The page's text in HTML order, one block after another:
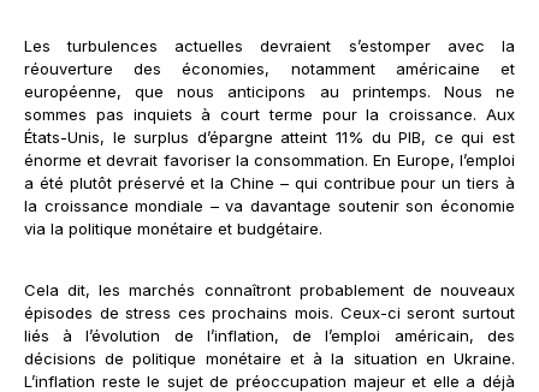
Les turbulences actuelles devraient s’estomper avec la
réouverture des économies, notamment américaine et
européenne, que nous anticipons au printemps. Nous ne
sommes pas inquiets à court terme pour la croissance. Aux
États-Unis, le surplus d’épargne atteint 11% du PIB, ce qui est
énorme et devrait favoriser la consommation. En Europe, l’emploi
a été plutôt préservé et la Chine – qui contribue pour un tiers à
la croissance mondiale – va davantage soutenir son économie
via la politique monétaire et budgétaire.
Cela dit, les marchés connaîtront probablement de nouveaux
épisodes de stress ces prochains mois. Ceux-ci seront surtout
liés à l’évolution de l’inflation, de l’emploi américain, des
décisions de politique monétaire et à la situation en Ukraine.
L’inflation reste le sujet de préoccupation majeur et elle a déjà